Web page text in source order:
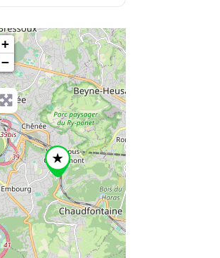
+
−